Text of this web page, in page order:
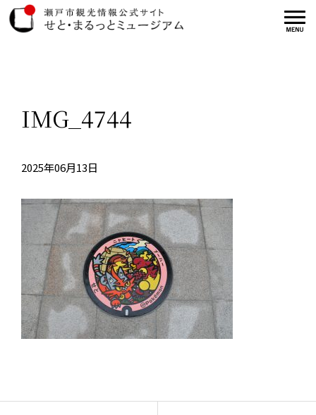
IMG_4744
2025年06月13日